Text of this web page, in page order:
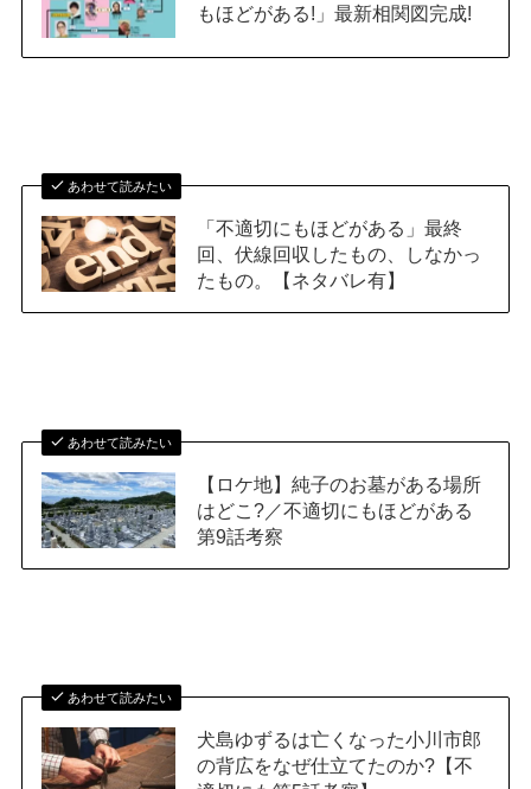
もほどがある!」最新相関図完成!
あわせて読みたい
「不適切にもほどがある」最終
回、伏線回収したもの、しなかっ
たもの。【ネタバレ有】
あわせて読みたい
【ロケ地】純子のお墓がある場所
はどこ?／不適切にもほどがある
第9話考察
あわせて読みたい
犬島ゆずるは亡くなった小川市郎
の背広をなぜ仕立てたのか?【不